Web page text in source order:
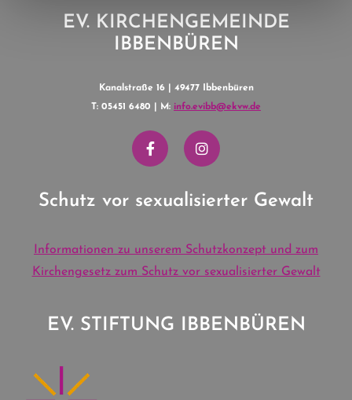
EV. KIRCHENGEMEINDE
IBBENBÜREN
Kanalstraße 16 | 49477 Ibbenbüren
T: 05451 6480 | M: info.evibb@ekvw.de
Schutz vor sexualisierter Gewalt
Informationen zu unserem Schutzkonzept und zum
Kirchengesetz zum Schutz vor sexualisierter Gewalt
EV. STIFTUNG IBBENBÜREN